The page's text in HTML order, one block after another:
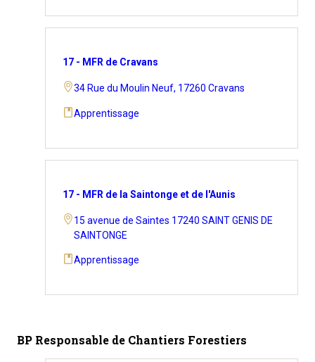
17 - MFR de Cravans
34 Rue du Moulin Neuf, 17260 Cravans
Apprentissage
17 - MFR de la Saintonge et de l'Aunis
15 avenue de Saintes 17240 SAINT GENIS DE
SAINTONGE
Apprentissage
BP Responsable de Chantiers Forestiers